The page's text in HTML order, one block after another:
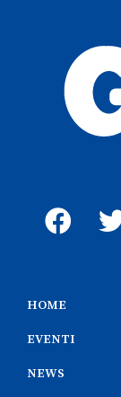
HOME
EVENTI
NEWS